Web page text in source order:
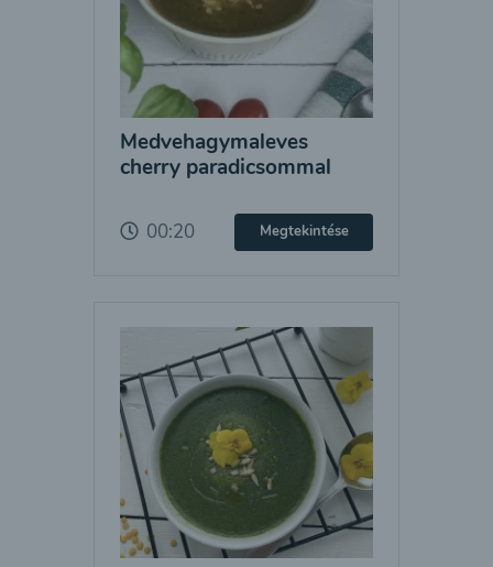
Medvehagymaleves
cherry paradicsommal
00:20 Megtekintése